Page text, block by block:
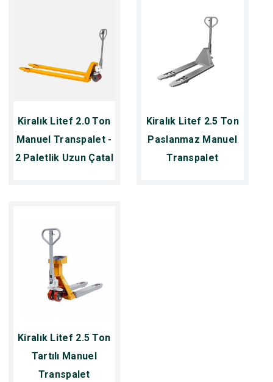
Kiralık Litef 2.0 Ton
Manuel Transpalet -
2 Paletlik Uzun Çatal
Kiralık Litef 2.5 Ton
Paslanmaz Manuel
Transpalet
Kiralık Litef 2.5 Ton
Tartılı Manuel
Transpalet